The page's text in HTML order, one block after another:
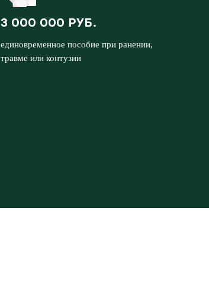
3 000 000 РУБ.
единовременное пособие при ранении,
травме или контузии